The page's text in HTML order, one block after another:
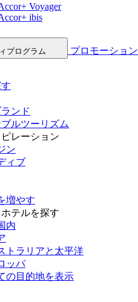
Voyager
ibis
プログラム プロモーション
ンド
ルツーリズム
レーション
ン
ィブ
増やす
テルを探す
内
トラリアと太平洋
ッパ
の目的地を表示